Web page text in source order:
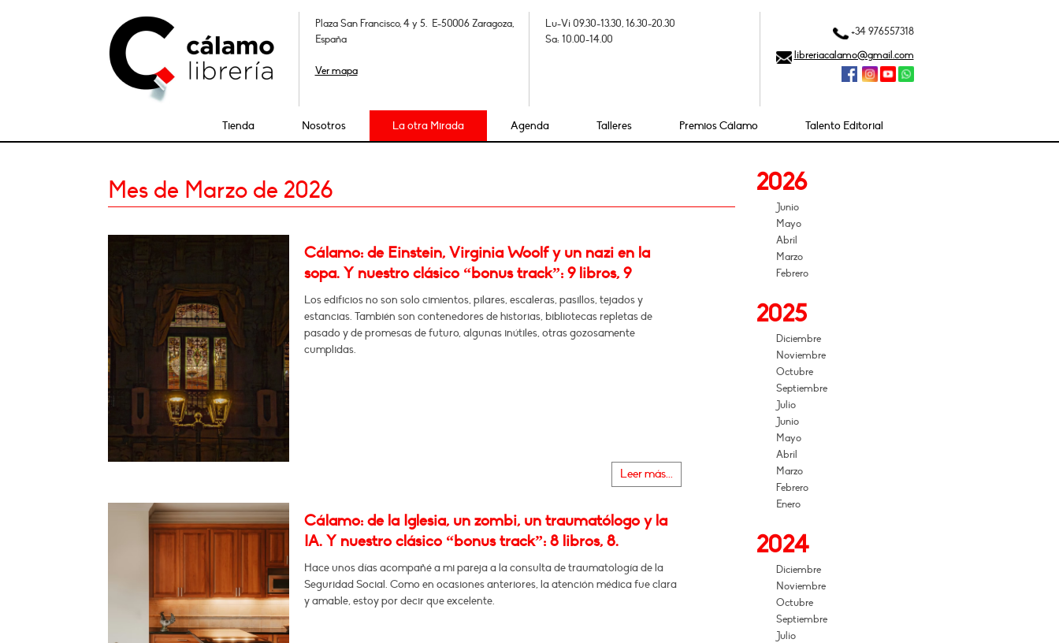
Plaza San Francisco, 4 y 5. E-50006 Zaragoza,
España
Ver mapa
Lu-Vi 09.30-13.30, 16.30-20.30
Sa: 10.00-14.00
+34 976557318
libreriacalamo@gmail.com
Tienda Nosotros La otra Mirada Agenda Talleres Premios Cálamo Talento Editorial
Mes de Marzo de 2026
Cálamo: de Einstein, Virginia Woolf y un nazi en la
sopa. Y nuestro clásico “bonus track”: 9 libros, 9
Los edificios no son solo cimientos, pilares, escaleras, pasillos, tejados y
estancias. También son contenedores de historias, bibliotecas repletas de
pasado y de promesas de futuro, algunas inútiles, otras gozosamente
cumplidas.
Leer más...
Cálamo: de la Iglesia, un zombi, un traumatólogo y la
IA. Y nuestro clásico “bonus track”: 8 libros, 8.
Hace unos días acompañé a mi pareja a la consulta de traumatología de la
Seguridad Social. Como en ocasiones anteriores, la atención médica fue clara
y amable, estoy por decir que excelente.
2026
Junio
Mayo
Abril
Marzo
Febrero
2025
Diciembre
Noviembre
Octubre
Septiembre
Julio
Junio
Mayo
Abril
Marzo
Febrero
Enero
2024
Diciembre
Noviembre
Octubre
Septiembre
Julio